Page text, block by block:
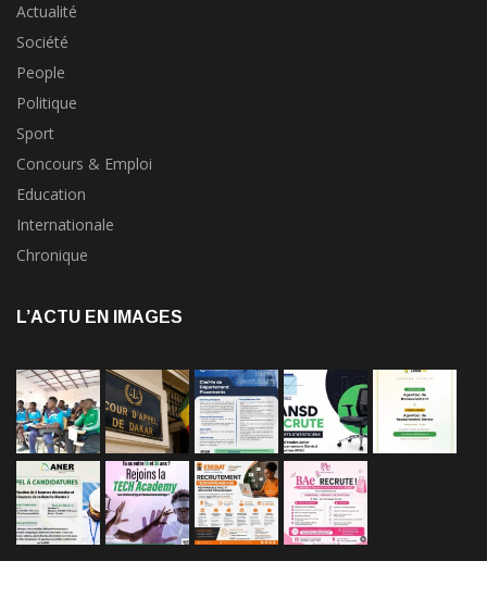
Actualité
Société
People
Politique
Sport
Concours & Emploi
Education
Internationale
Chronique
L’ACTU EN IMAGES